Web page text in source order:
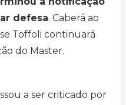
defesa. Caberá ao
Toffoli continuará
do Master.
a ser criticado por